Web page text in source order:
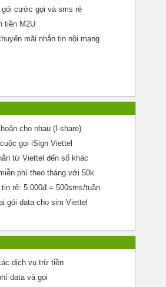
gói cước gọi và sms rẻ
tiền M2U
mãi nhắn tin nội mạng
cho nhau (I-share)
gọi iSign Viettel
từ Viettel đến số khác
phí theo tháng với 50k
rẻ: 5.000đ = 500sms/tuần
gói data cho sim Viettel
dịch vụ trừ tiền
data và gọi